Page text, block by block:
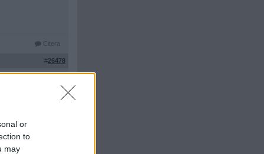
or
to
may
Citera
#26478